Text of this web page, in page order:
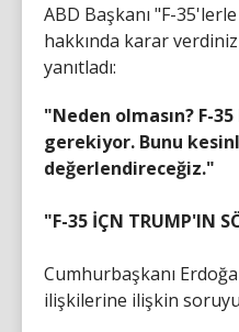
ABD Başkanı "F-
hakkında karar
yanıtladı:
"Neden olmasın? F-
gerekiyor. Bunu
değerlendireceğiz."
"F-35 İÇN TRUMP'IN
Cumhurbaşkanı
ilişkilerine ilişkin soruyu